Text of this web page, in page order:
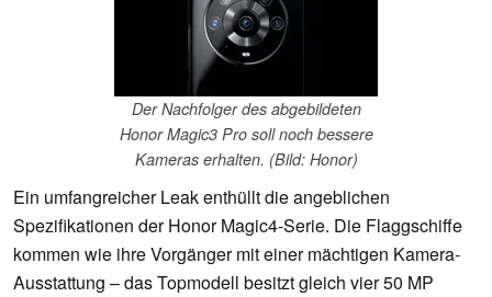
Der Nachfolger des abgebildeten
Honor Magic3 Pro soll noch bessere
Kameras erhalten. (Bild: Honor)
Ein umfangreicher Leak enthüllt die angeblichen
Spezifikationen der Honor Magic4-Serie. Die Flaggschiffe
kommen wie ihre Vorgänger mit einer mächtigen Kamera-
Ausstattung – das Topmodell besitzt gleich vier 50 MP